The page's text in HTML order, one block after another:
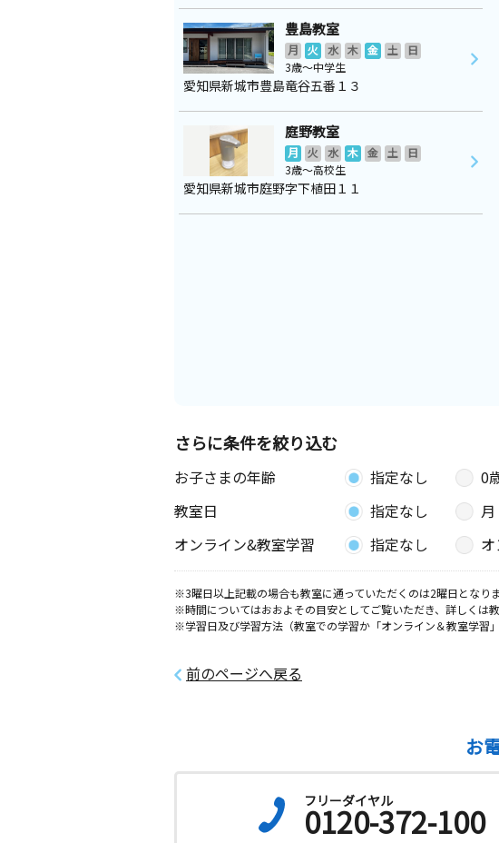
豊島教室
月 火 水 木 金 土
日
3歳～中学生
愛知県新城市豊島竜谷五番１３
庭野教室
月 火 水 木 金 土
日
3歳～高校生
愛知県新城市庭野字下植田１１
さらに条件を絞り込む
お子さまの年齢 指定なし 0
教室日
指定なし 月
オンライン&教室学習
指定なし
※3曜日以上記載の場合も教室に通っていただくのは2曜日となりま
※時間についてはおおよその目安としてご覧いただき、詳しくは
※学習日及び学習方法（教室での学習か「オンライン＆教室学習
前のページへ戻る
お
フリーダイヤル
0120-372-100